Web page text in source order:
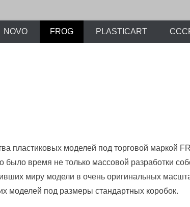
NOVO FROG PLASTICART
пластиковых моделей под торговой маркой
время не только массовой разработки
миру модели в очень оригинальных
моделей под размеры стандартных коробок.